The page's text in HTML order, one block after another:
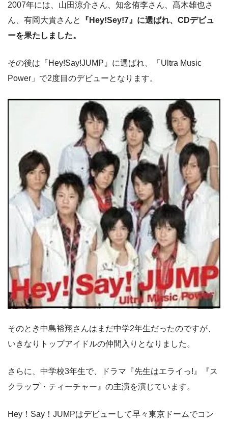
2007年には、山田涼介さん、知念侑李さん、髙木雄也さ
ん、有岡大貴さんと
『Hey!Sey!7』に選ばれ、CDデビュ
ーを果たしました。
その後は『Hey!Say!JUMP』に選ばれ、「Ultra Music
Power」で2度目のデビューとなります。
そのとき中島裕翔さんはまだ中学2年生だったのですが、
いきなりトップアイドルの仲間入りとなりました。
さらに、中学校3年生で、ドラマ『先生はエライっ!』『ス
クラップ・ティーチャー』の主演を演じています。
Hey！Say！JUMPはデビューして早々東京ドームでコン